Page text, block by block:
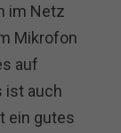
im Netz
Mikrofon
auf
ist auch
ein gutes